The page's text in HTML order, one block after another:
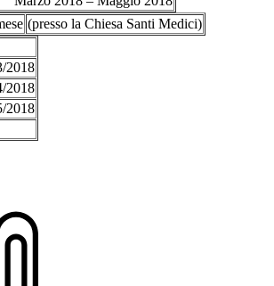
(presso la Chiesa Santi Medici)
2018
2018
2018